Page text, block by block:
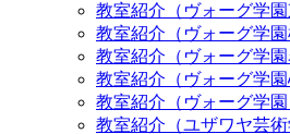
教室紹介（ヴォーグ学園
教室紹介（ヴォーグ学園
教室紹介（ヴォーグ学園
教室紹介（ヴォーグ学園
教室紹介（ヴォーグ学園
教室紹介（ユザワヤ芸術